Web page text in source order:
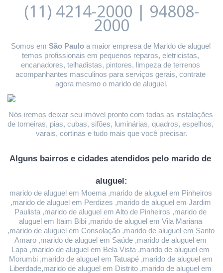
(11) 4214-2000 | 94808-
2000
Somos em São Paulo a maior empresa de Marido de aluguel
temos profissionais em pequenos reparos, eletricistas,
encanadores, telhadistas, pintores, limpeza de terrenos
acompanhantes masculinos para serviços gerais, contrate
agora mesmo o marido de aluguel.
Nós iremos deixar seu imóvel pronto com todas as instalações
de torneiras, pias, cubas, sifões, luminárias, quadros, espelhos,
varais, cortinas e tudo mais que você precisar.
Alguns bairros e cidades atendidos pelo marido de
aluguel:
marido de aluguel em Moema ,marido de aluguel em Pinheiros
,marido de aluguel em Perdizes ,marido de aluguel em Jardim
Paulista ,marido de aluguel em Alto de Pinheiros ,marido de
aluguel em Itaim Bibi ,marido de aluguel em Vila Mariana
,marido de aluguel em Consolação ,marido de aluguel em Santo
Amaro ,marido de aluguel em Saúde ,marido de aluguel em
Lapa ,marido de aluguel em Bela Vista ,marido de aluguel em
Morumbi ,marido de aluguel em Tatuapé ,marido de aluguel em
Liberdade,marido de aluguel em Distrito ,marido de aluguel em